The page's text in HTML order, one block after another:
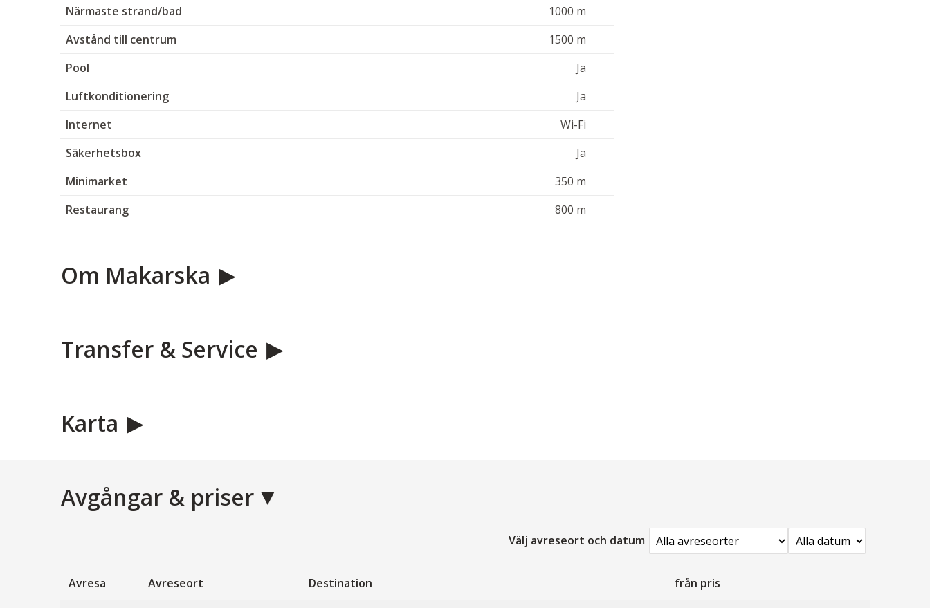
Närmaste strand/bad
1000 m
Avstånd till centrum
1500 m
Pool
Ja
Luftkonditionering
Ja
Internet
Wi-Fi
Säkerhetsbox
Ja
Minimarket
350 m
Restaurang
800 m
Om Makarska
Transfer & Service
Karta
Avgångar & priser
Välj avreseort och datum
Avresa Avreseort Destination från pris